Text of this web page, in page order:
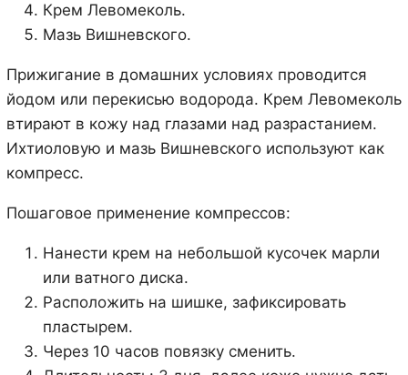
Крем Левомеколь.
Мазь Вишневского.
Прижигание в домашних условиях проводится
йодом или перекисью водорода. Крем Левомеколь
втирают в кожу над глазами над разрастанием.
Ихтиоловую и мазь Вишневского используют как
компресс.
Пошаговое применение компрессов:
Нанести крем на небольшой кусочек марли
или ватного диска.
Расположить на шишке, зафиксировать
пластырем.
Через 10 часов повязку сменить.